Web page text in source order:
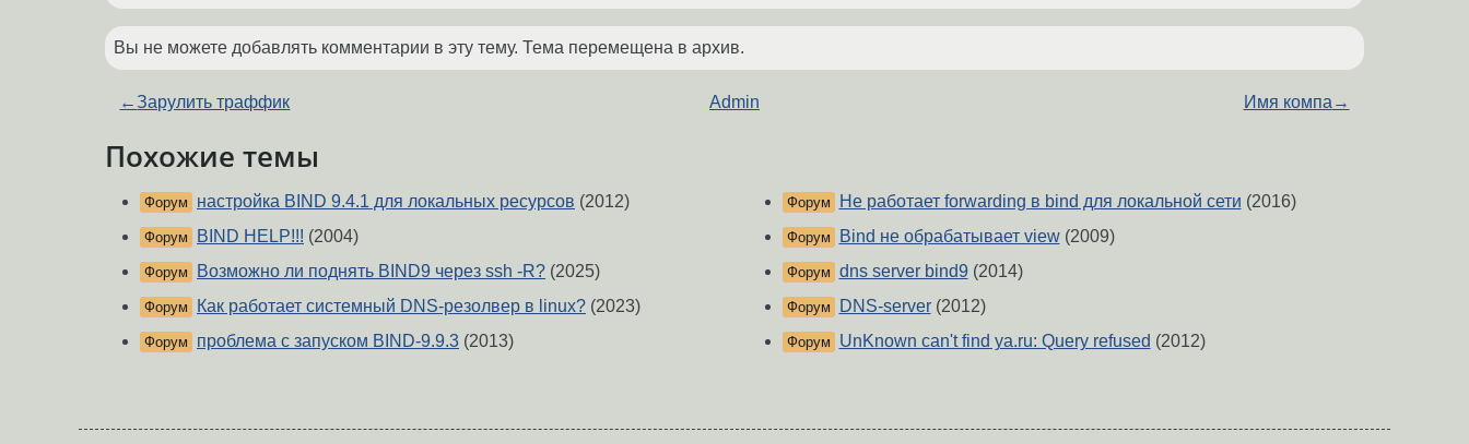
Вы не можете добавлять комментарии в эту тему. Тема перемещена в архив.
←Зарулить траффик Admin Имя компа →
Похожие темы
Форум настройка BIND 9.4.1 для локальных ресурсов (2012)
Форум BIND HELP!!! (2004)
Форум Возможно ли поднять BIND9 через ssh -R? (2025)
Форум Как работает системный DNS-резолвер в linux? (2023)
Форум проблема с запуском BIND-9.9.3 (2013)
Форум Не работает forwarding в bind для локальной сети (2016)
Форум Bind не обрабатывает view(2009)
Форум dns server bind9 (2014)
Форум DNS-server(2012)
Форум UnKnown can't find ya.ru: Query refused (2012)